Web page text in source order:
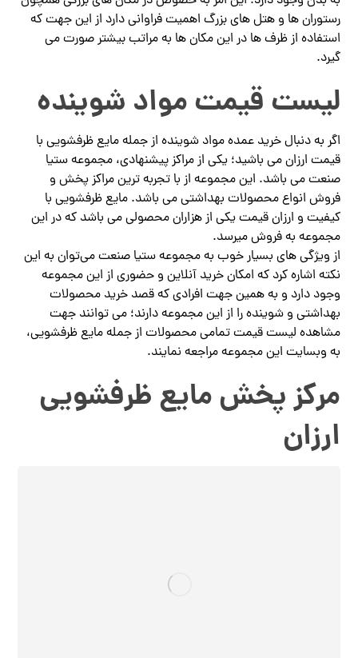
رستوران ها و هتل های بزرگ اهمیت فراوانی دارد از این جهت که
استفاده از ظرف ها در این مکان ها به مراتب بیشتر صورت می
گیرد.
لیست قیمت مواد شوینده
اگر به دنبال خرید عمده مواد شوینده از جمله مایع ظرفشویی با
قیمت ارزان می باشید؛ یکی از مراکز پیشنهادی، مجموعه ستیا
صنعت می باشد. این مجموعه از با تجربه ترین مراکز پخش و
فروش انواع محصولات بهداشتی می باشد. مایع ظرفشویی با
کیفیت و ارزان قیمت یکی از هزاران محصولی می باشد که در این
مجموعه به فروش میرسد.
از ویژگی های بسیار خوب به مجموعه ستیا صنعت می‌توان به این
نکته اشاره کرد که امکان خرید آنلاین و حضوری از این مجموعه
وجود دارد و به همین جهت افرادی که قصد خرید محصولات
بهداشتی و شوینده را از این مجموعه دارند؛ می توانند جهت
مشاهده لیست قیمت تمامی محصولات از جمله مایع ظرفشویی،
به وبسایت این مجموعه مراجعه نمایند.
مرکز پخش مایع ظرفشویی
ارزان